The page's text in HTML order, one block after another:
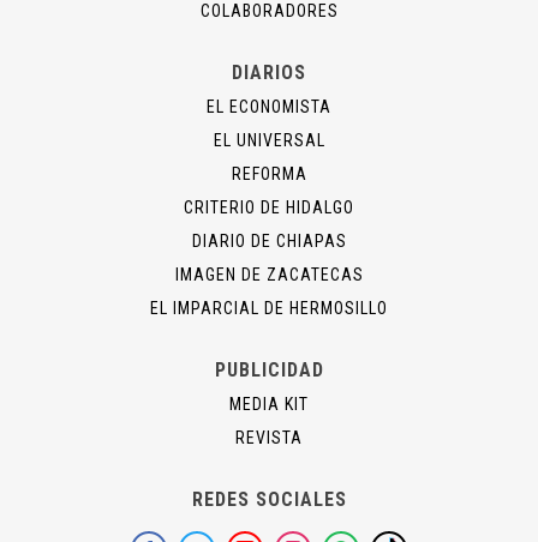
COLABORADORES
DIARIOS
EL ECONOMISTA
EL UNIVERSAL
REFORMA
CRITERIO DE HIDALGO
DIARIO DE CHIAPAS
IMAGEN DE ZACATECAS
EL IMPARCIAL DE HERMOSILLO
PUBLICIDAD
MEDIA KIT
REVISTA
REDES SOCIALES